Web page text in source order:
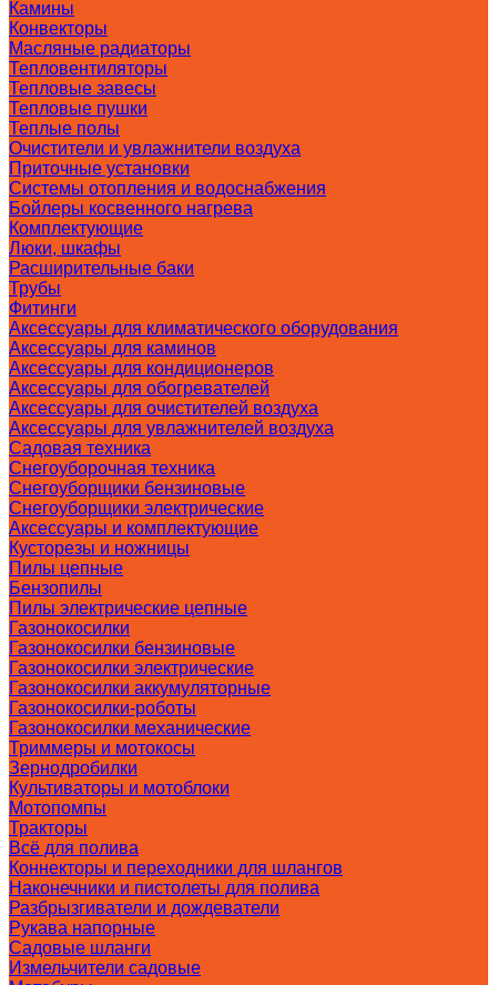
Камины
Конвекторы
Масляные радиаторы
Тепловентиляторы
Тепловые завесы
Тепловые пушки
Теплые полы
Очистители и увлажнители воздуха
Приточные установки
Системы отопления и водоснабжения
Бойлеры косвенного нагрева
Комплектующие
Люки, шкафы
Расширительные баки
Трубы
Фитинги
Аксессуары для климатического оборудования
Аксессуары для каминов
Аксессуары для кондиционеров
Аксессуары для обогревателей
Аксессуары для очистителей воздуха
Аксессуары для увлажнителей воздуха
Садовая техника
Снегоуборочная техника
Снегоуборщики бензиновые
Снегоуборщики электрические
Аксессуары и комплектующие
Кусторезы и ножницы
Пилы цепные
Бензопилы
Пилы электрические цепные
Газонокосилки
Газонокосилки бензиновые
Газонокосилки электрические
Газонокосилки аккумуляторные
Газонокосилки-роботы
Газонокосилки механические
Триммеры и мотокосы
Зернодробилки
Культиваторы и мотоблоки
Мотопомпы
Тракторы
Всё для полива
Коннекторы и переходники для шлангов
Наконечники и пистолеты для полива
Разбрызгиватели и дождеватели
Рукава напорные
Садовые шланги
Измельчители садовые